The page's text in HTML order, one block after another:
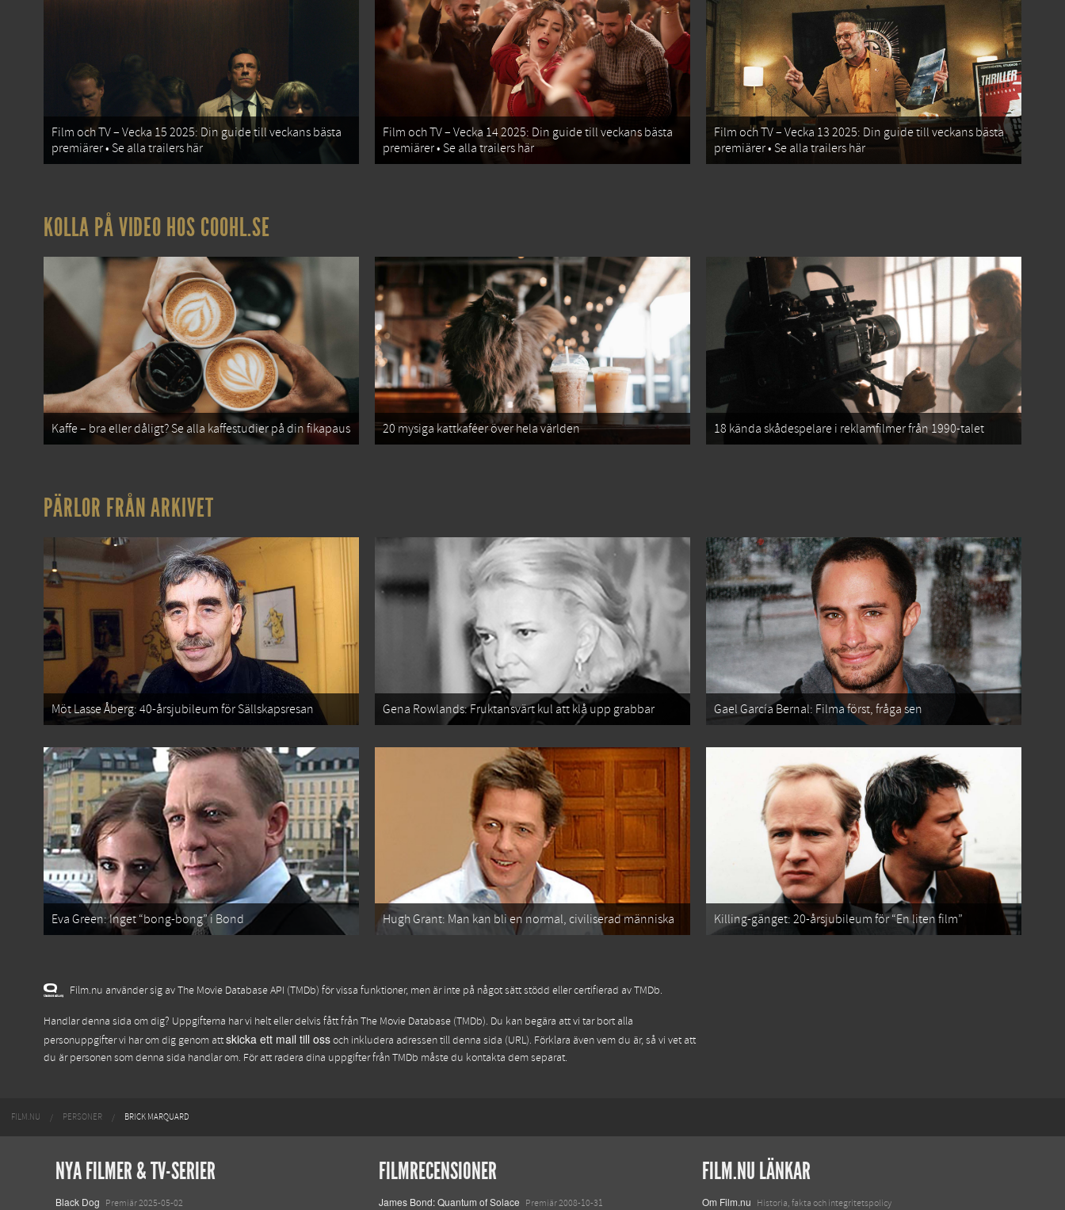
Film och TV – Vecka 15 2025: Din guide till veckans bästa
premiärer • Se alla trailers här
Film och TV – Vecka 14 2025: Din guide till veckans bästa
premiärer • Se alla trailers här
Film och TV – Vecka 13 2025: Din guide till veckans bästa
premiärer • Se alla trailers här
KOLLA PÅ VIDEO HOS COOHL.SE
Kaffe – bra eller dåligt? Se alla kaffestudier på din fikapaus 20 mysiga kattkaféer över hela världen 18 kända skådespelare i reklamfilmer från 1990-talet
PÄRLOR FRÅN ARKIVET
Möt Lasse Åberg: 40-årsjubileum för Sällskapsresan Gena Rowlands: Fruktansvärt kul att klå upp grabbar Gael García Bernal: Filma först, fråga sen
Eva Green: Inget “bong-bong” i Bond Hugh Grant: Man kan bli en normal, civiliserad människa Killing-gänget: 20-årsjubileum för “En liten film”
Film.nu använder sig av The Movie Database API (TMDb) för vissa funktioner, men är inte på något sätt stödd eller certifierad av TMDb.
Handlar denna sida om dig? Uppgifterna har vi helt eller delvis fått frånThe Movie Database (TMDb). Du kan begära att vi tar bort alla
personuppgifter vi har om dig genom attskicka ett mail till ossoch inkludera adressen till denna sida (URL). Förklara även vem du är, så vi vet att
du är personen som denna sida handlar om. För att radera dina uppgifter från TMDb måste du kontakta dem separat.
FILM.NU PERSONER BRICK MARQUARD
NYA FILMER & TV-SERIER
Black Dog Premiär 2025-05-02
FILMRECENSIONER
James Bond: Quantum of Solace Premiär 2008-10-31
FILM.NU LÄNKAR
Om Film.nu Historia, fakta och integritetspolicy